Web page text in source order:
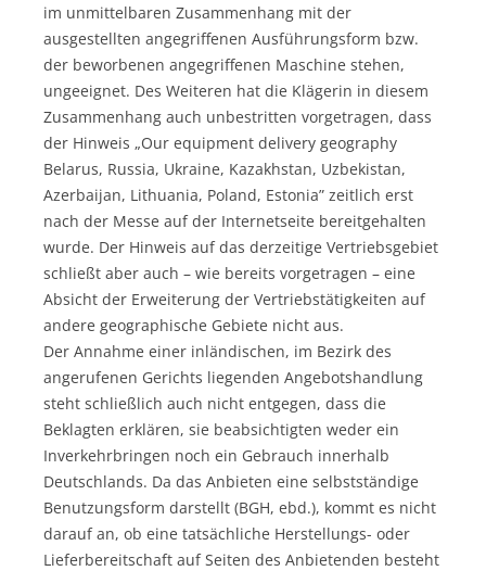
im unmittelbaren Zusammenhang mit der
ausgestellten angegriffenen Ausführungsform bzw.
der beworbenen angegriffenen Maschine stehen,
ungeeignet. Des Weiteren hat die Klägerin in diesem
Zusammenhang auch unbestritten vorgetragen, dass
der Hinweis „Our equipment delivery geography
Belarus, Russia, Ukraine, Kazakhstan, Uzbekistan,
Azerbaijan, Lithuania, Poland, Estonia” zeitlich erst
nach der Messe auf der Internetseite bereitgehalten
wurde. Der Hinweis auf das derzeitige Vertriebsgebiet
schließt aber auch – wie bereits vorgetragen – eine
Absicht der Erweiterung der Vertriebstätigkeiten auf
andere geographische Gebiete nicht aus.
Der Annahme einer inländischen, im Bezirk des
angerufenen Gerichts liegenden Angebotshandlung
steht schließlich auch nicht entgegen, dass die
Beklagten erklären, sie beabsichtigten weder ein
Inverkehrbringen noch ein Gebrauch innerhalb
Deutschlands. Da das Anbieten eine selbstständige
Benutzungsform darstellt (BGH, ebd.), kommt es nicht
darauf an, ob eine tatsächliche Herstellungs- oder
Lieferbereitschaft auf Seiten des Anbietenden besteht